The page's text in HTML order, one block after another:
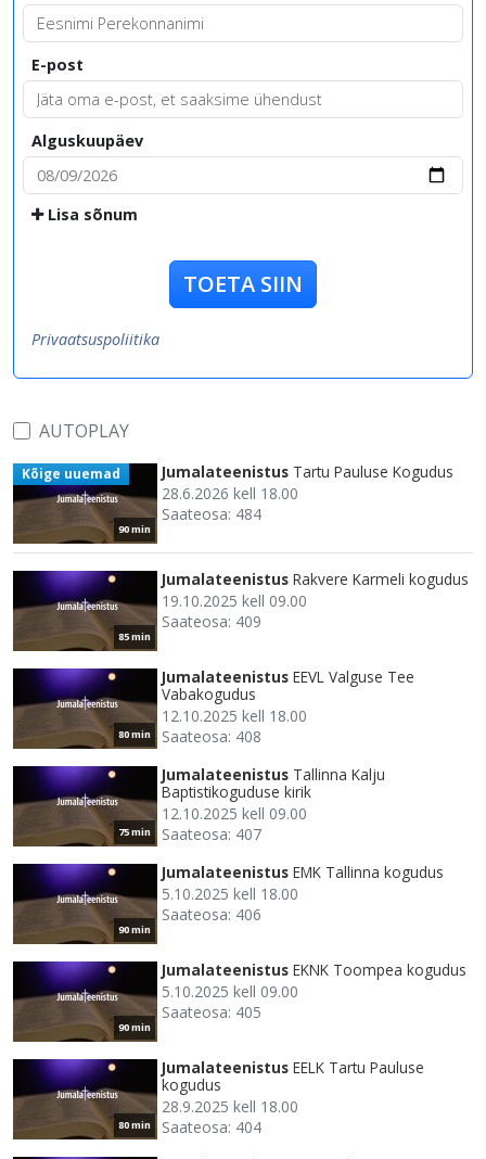
E-post
Alguskuupäev
Lisa sõnum
TOETA SIIN
Privaatsuspoliitika
AUTOPLAY
90 min
Kõige uuemad Jumalateenistus Tartu Pauluse Kogudus
28.6.2026 kell 18.00
Saateosa: 484
85 min
Jumalateenistus Rakvere Karmeli kogudus
19.10.2025 kell 09.00
Saateosa: 409
80 min
Jumalateenistus EEVL Valguse Tee
Vabakogudus
12.10.2025 kell 18.00
Saateosa: 408
75 min
Jumalateenistus Tallinna Kalju
Baptistikoguduse kirik
12.10.2025 kell 09.00
Saateosa: 407
90 min
Jumalateenistus EMK Tallinna kogudus
5.10.2025 kell 18.00
Saateosa: 406
90 min
Jumalateenistus EKNK Toompea kogudus
5.10.2025 kell 09.00
Saateosa: 405
80 min
Jumalateenistus EELK Tartu Pauluse
kogudus
28.9.2025 kell 18.00
Saateosa: 404